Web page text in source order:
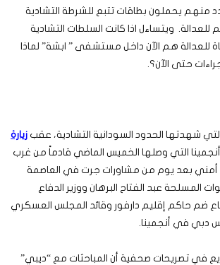
منهم يحملون بطاقات تتبع للشرطة التشادية
ويتساءل اذا كانت السلطات التشادية
للعدالة هم الآن داخل مستشفى ” ابشة” لماذا
حتى الآن؟.
شهدتها الحدود السودانية التشادية، عقب زيارة
التي وصلها الخميس الماضي قادماً من غرب
أمني بعد يوم من مشاورات جرت في العاصمة
المسلحة عبد الفتاح البرهان ووزير الدفاع
ضم حاكم إقليم دارفور وقائد المجلس العسكري
دبي في أنجمينا.
في تصريحات صحفية أن المباحثات مع “ديبي”